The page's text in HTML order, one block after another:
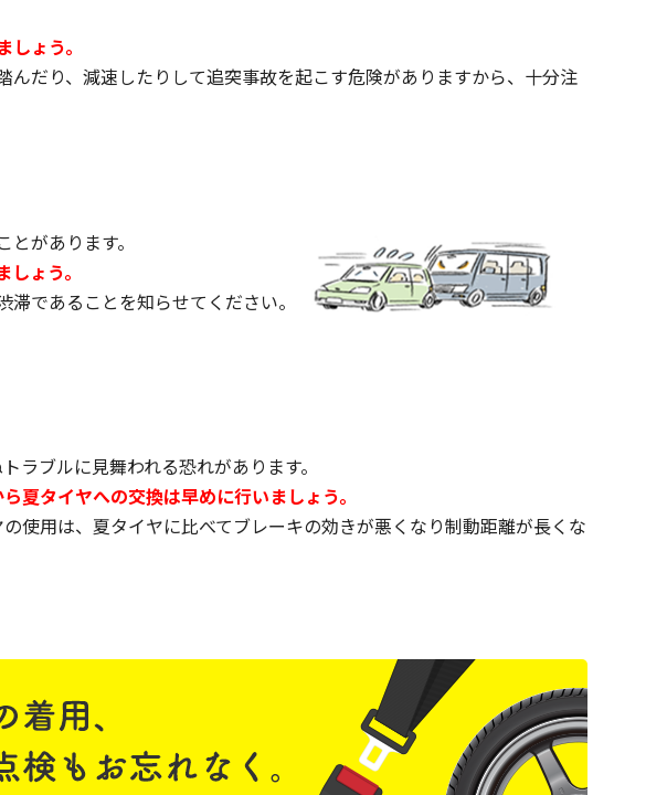
ょう。
だり、減速したりして追突事故を起こす危険がありますから、十分注
があります。
ょう。
であることを知らせてください。
ラブルに見舞われる恐れがあります。
夏タイヤへの交換は早めに行いましょう。
使用は、夏タイヤに比べてブレーキの効きが悪くなり制動距離が長くな